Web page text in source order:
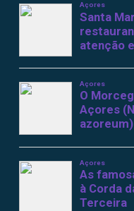
Açores
Santa
atenção
Açores
O
Açores
azoreum)
Açores
As
à Corda
Terceira